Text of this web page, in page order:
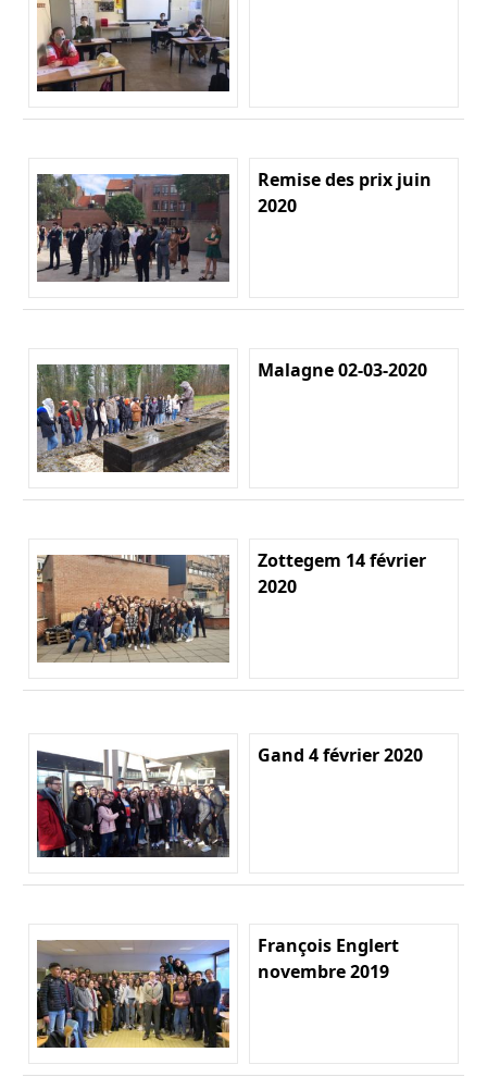
Remise des prix juin
2020
Malagne 02-03-2020
Zottegem 14 février
2020
Gand 4 février 2020
François Englert
novembre 2019